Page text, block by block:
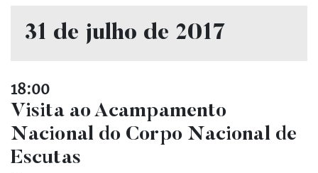
31 de julho de 2017
18:00
Visita ao Acampamento
Nacional do Corpo Nacional de
Escutas